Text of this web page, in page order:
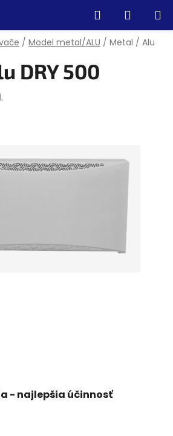
Hľadať
KOŠÍK
/ Model metal/ALU / Metal / Alu
- najlepšia účinnosť
DRY 500